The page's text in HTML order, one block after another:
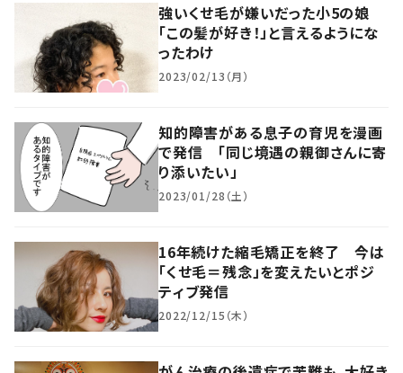
強いくせ毛が嫌いだった小5の娘
「この髪が好き！」と言えるようにな
ったわけ
2023/02/13（月）
知的障害がある息子の育児を漫画
で発信 「同じ境遇の親御さんに寄
り添いたい」
2023/01/28（土）
16年続けた縮毛矯正を終了 今は
「くせ毛＝残念」を変えたいとポジ
ティブ発信
2022/12/15（木）